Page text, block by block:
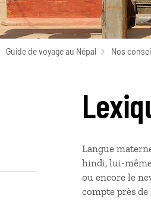
Guide de voyage au Népal Nos
Langue
hindi, lui-
ou encore le
compte près